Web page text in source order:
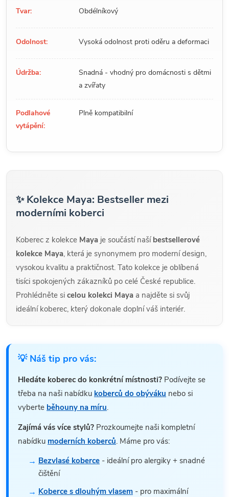
Tvar: Obdélníkový
Odolnost: Vysoká odolnost proti oděru a deformaci
Údržba:
Snadná - vhodný pro domácnosti s dětmi
a zvířaty
Podlahové
vytápění:
Plně kompatibilní
✨ Kolekce Maya: Bestseller mezi
moderními koberci
Koberec z kolekce Maya je součástí naší bestsellerové
kolekce Maya, která je synonymem pro moderní design,
vysokou kvalitu a praktičnost. Tato kolekce je oblíbená
tisíci spokojených zákazníků po celé České republice.
Prohlédněte si celou kolekci Maya a najděte si svůj
ideální koberec, který dokonale doplní váš interiér.
💡 Náš tip pro vás:
Hledáte koberec do konkrétní místnosti? Podívejte se
třeba na naši nabídku koberců do obýváku nebo si
vyberte běhouny na míru.
Zajímá vás více stylů? Prozkoumejte naši kompletní
nabídku moderních koberců. Máme pro vás:
Bezvlasé koberce - ideální pro alergiky + snadné
čištění
Koberce s dlouhým vlasem - pro maximální